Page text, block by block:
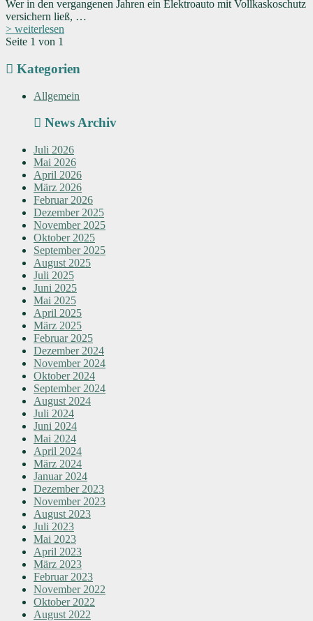
Wer in den vergangenen Jahren ein Elektroauto mit Vollkaskoschutz
versichern ließ, …
> weiterlesen
Seite 1 von 1
Kategorien
Allgemein
News Archiv
Juli 2026
Mai 2026
April 2026
März 2026
Februar 2026
Dezember 2025
November 2025
Oktober 2025
September 2025
August 2025
Juli 2025
Juni 2025
Mai 2025
April 2025
März 2025
Februar 2025
Dezember 2024
November 2024
Oktober 2024
September 2024
August 2024
Juli 2024
Juni 2024
Mai 2024
April 2024
März 2024
Januar 2024
Dezember 2023
November 2023
August 2023
Juli 2023
Mai 2023
April 2023
März 2023
Februar 2023
November 2022
Oktober 2022
August 2022